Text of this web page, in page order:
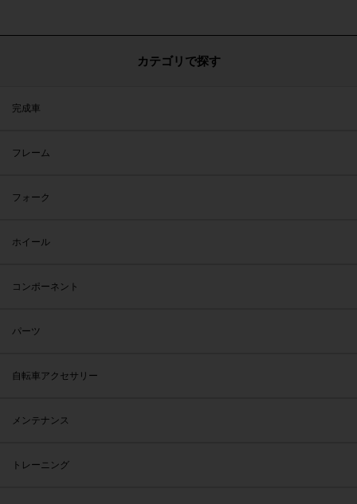
カテゴリで探す
完成車
フレーム
フォーク
ホイール
コンポーネント
パーツ
自転車アクセサリー
メンテナンス
トレーニング